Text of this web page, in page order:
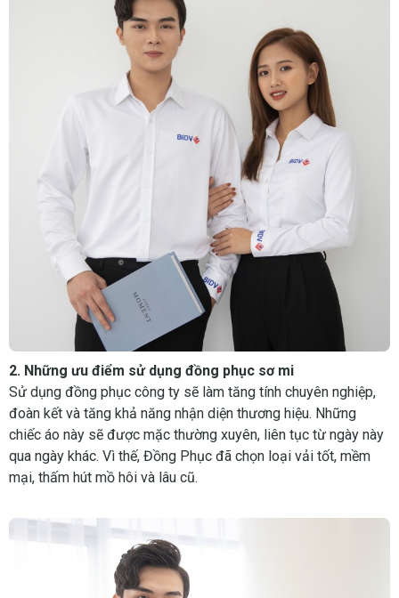
2. Những ưu điểm sử dụng đồng phục sơ mi
Sử dụng đồng phục công ty sẽ làm tăng tính chuyên nghiệp,
đoàn kết và tăng khả năng nhận diện thương hiệu. Những
chiếc áo này sẽ được mặc thường xuyên, liên tục từ ngày này
qua ngày khác. Vì thế, Đồng Phục đã chọn loại vải tốt, mềm
mại, thấm hút mồ hôi và lâu cũ.